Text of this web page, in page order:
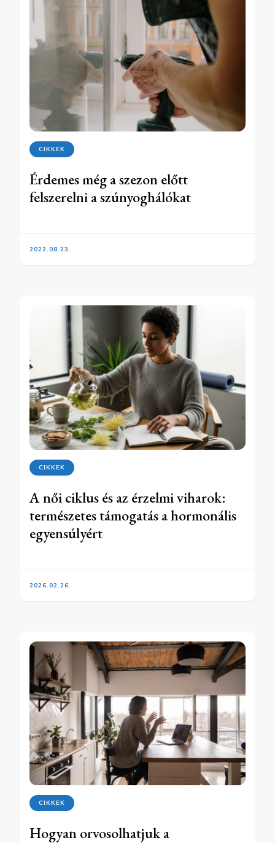
CIKKEK
Érdemes még a szezon előtt
felszerelni a szúnyoghálókat
2022.08.23.
CIKKEK
A női ciklus és az érzelmi viharok:
természetes támogatás a hormonális
egyensúlyért
2026.02.26.
CIKKEK
Hogyan orvosolhatjuk a